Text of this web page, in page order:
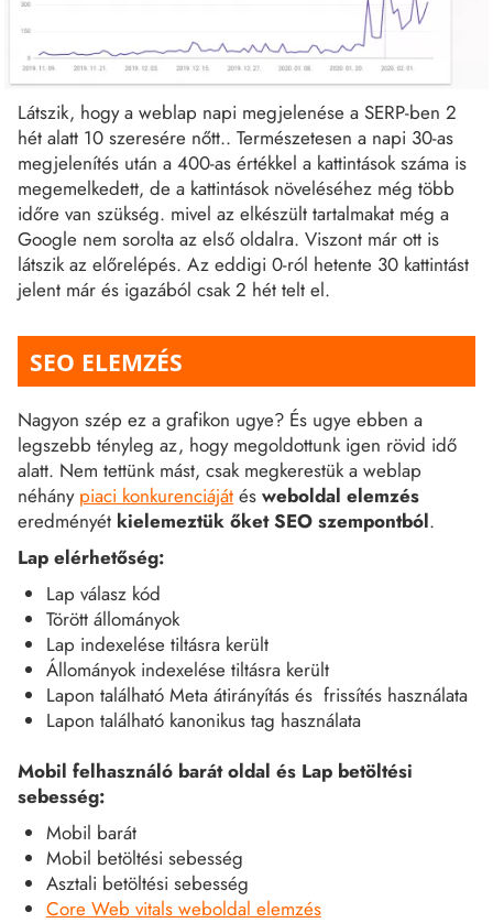
Látszik, hogy a weblap napi megjelenése a SERP-ben 2
hét alatt 10 szeresére nőtt.. Természetesen a napi 30-as
megjelenítés után a 400-as értékkel a kattintások száma is
megemelkedett, de a kattintások növeléséhez még több
időre van szükség. mivel az elkészült tartalmakat még a
Google nem sorolta az első oldalra. Viszont már ott is
látszik az előrelépés. Az eddigi 0-ról hetente 30 kattintást
jelent már és igazából csak 2 hét telt el.
SEO ELEMZÉS
Nagyon szép ez a grafikon ugye? És ugye ebben a
legszebb tényleg az, hogy megoldottunk igen rövid idő
alatt. Nem tettünk mást, csak megkerestük a weblap
néhány piaci konkurenciáját ésweboldal elemzés
eredményét kielemeztük őket SEO szempontból.
Lap elérhetőség:
Lap válasz kód
Törött állományok
Lap indexelése tiltásra került
Állományok indexelése tiltásra került
Lapon található Meta átirányítás és frissítés használata
Lapon található kanonikus tag használata
Mobil felhasználó barát oldal és Lap betöltési
sebesség:
Mobil barát
Mobil betöltési sebesség
Asztali betöltési sebesség
Core Web vitals weboldal elemzés